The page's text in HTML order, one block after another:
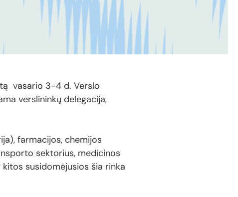
vasario 3-4 d. Verslo
verslininkų delegacija,
farmacijos, chemijos
sektorius, medicinos
susidomėjusios šia rinka